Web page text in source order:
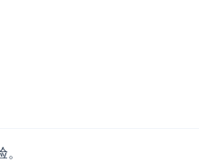
势能代理”的相对估算，非绝对